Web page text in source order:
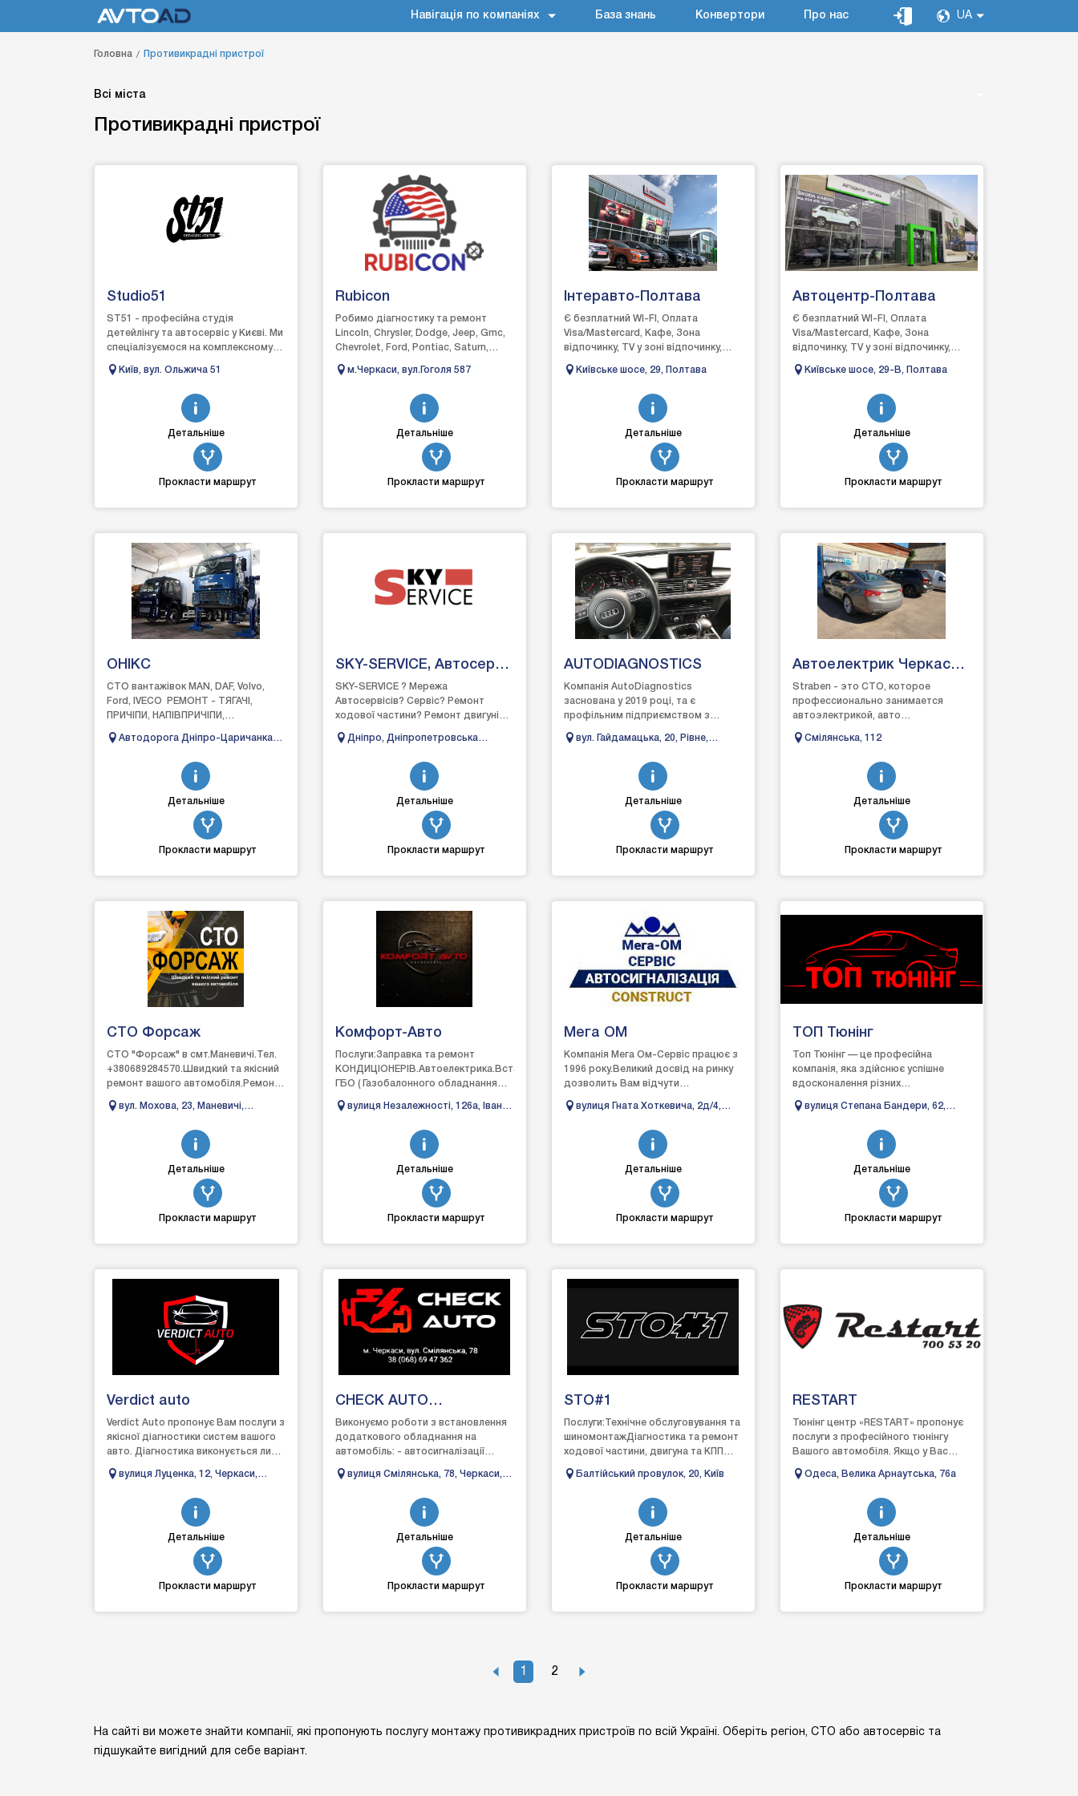
Навігація по компаніях База знань Конвертори Про нас UA
Головна Противикрадні пристрої
Всі міста
Противикрадні пристрої
Studio51
ST51 - професійна студія
детейлінгу та автосервіс у Києві. Ми
спеціалізуємося на комплексному
автомобілів. Вик...
Київ, вул. Ольжича 51
Детальніше
Прокласти маршрут
Rubicon
Робимо діагностику та ремонт
Lincoln, Chrysler, Dodge, Jeep, Gmc,
Chevrolet, Ford, Pontiac, Saturn,
Hummer Виконуємо...
м.Черкаси, вул.Гоголя 587
Детальніше
Прокласти маршрут
Інтеравто-Полтава
Є безплатний WI-FI, Оплата
Visa/Mastercard, Кафе, Зона
відпочинку, TV у зоні відпочинку,
спостереження за авто, мийк...
Київське шосе, 29, Полтава
Детальніше
Прокласти маршрут
Автоцентр-Полтава
Є безплатний WI-FI, Оплата
Visa/Mastercard, Кафе, Зона
відпочинку, TV у зоні відпочинку,
спостереження за авто, мийк...
Київське шосе, 29-В, Полтава
Детальніше
Прокласти маршрут
ОНІКС
СТО вантажівок MAN, DAF, Volvo,
Ford, IVECO РЕМОНТ - ТЯГАЧІ,
ПРИЧІПИ, НАПІВПРИЧІПИ,
стенд перевірки гал...
Автодорога Дніпро-Царичанка-
Детальніше
Прокласти маршрут
SKY-SERVICE, Автосервіс
Дніпро
SKY-SERVICE ? Мережа
Автосервісів? Сервіс? Ремонт
ходової частини? Ремонт двигунів⚡
Дніпро, Дніпропетровська
Детальніше
Прокласти маршрут
AUTODIAGNOSTICS
Компанія AutoDiagnostics
заснована у 2019 році, та є
профільним підприємством з
спеціалізується на виконанні
вул. Гайдамацька, 20, Рівне,
Детальніше
Прокласти маршрут
Автоелектрик Черкаси
Страбен
Straben - это СТО, которое
профессионально занимается
автоэлектрикой, авто
Черкассах, наш персонал имеет
Смілянська, 112
Детальніше
Прокласти маршрут
СТО Форсаж
СТО "Форсаж" в смт.Маневичі.Тел.
+380689284570.Швидкий та якісний
ремонт вашого автомобіля.Ремонт
рульове обладнання;...
вул. Мохова, 23, Маневичі,
Детальніше
Прокласти маршрут
Комфорт-Авто
Послуги:Заправка та ремонт
КОНДИЦІОНЕРІВ.Автоелектрика.Встановлення
ГБО ( Газобалонного обладнання
автомобіля ЗАХИСНОЮ П...
вулиця Незалежності, 126а, Івано-
Детальніше
Прокласти маршрут
Мега ОМ
Компанія Мега Ом-Сервіс працює з
1996 року.Великий досвід на ринку
дозволить Вам відчути
а цінова політика при...
вулиця Гната Хоткевича, 2д/4,
Франківська область
Детальніше
Прокласти маршрут
ТОП Тюнінг
Топ Тюнінг — це професійна
компанія, яка здійснює успішне
вдосконалення різних
навіть вибагливих клієнтів. ...
вулиця Степана Бандери, 62,
Франківська область
Детальніше
Прокласти маршрут
Verdict auto
Verdict Auto пропонує Вам послуги з
якісної діагностики систем вашого
авто. Діагностика виконується лише
професійному рі...
вулиця Луценка, 12, Черкаси,
Детальніше
Прокласти маршрут
CHECK AUTO
Автоелектрик
Виконуємо роботи з встановлення
додаткового обладнання на
автомобіль: - автосигналізації
стекол - центрального зам...
вулиця Смілянська, 78, Черкаси,
Детальніше
Прокласти маршрут
STO#1
Послуги:Технічне обслуговування та
шиномонтажДіагностика та ремонт
ходової частини, двигуна та КПП
роботиАвтоелектрик,...
Балтійський провулок, 20, Київ
Детальніше
Прокласти маршрут
RESTART
Тюнінг центр «RESTART» пропонує
послуги з професійного тюнінгу
Вашого автомобіля. Якщо у Вас
підкажемо, як її втілити. І...
Одеса, Велика Арнаутська, 76а
Детальніше
Прокласти маршрут
1 2
На сайті ви можете знайти компанії, які пропонують послугу монтажу противикрадних пристроїв по всій Україні. Оберіть регіон, СТО або автосервіс та
підшукайте вигідний для себе варіант.